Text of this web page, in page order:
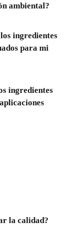
ambiental?
ingredientes
para mi
ingredientes
la calidad?